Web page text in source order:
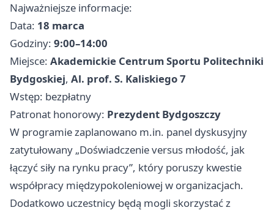
Najważniejsze informacje:
Data: 18 marca
Godziny: 9:00–14:00
Miejsce: Akademickie Centrum Sportu Politechniki
Bydgoskiej, Al. prof. S. Kaliskiego 7
Wstęp: bezpłatny
Patronat honorowy: Prezydent Bydgoszczy
W programie zaplanowano m.in. panel dyskusyjny
zatytułowany „Doświadczenie versus młodość, jak
łączyć siły na rynku pracy”, który poruszy kwestie
współpracy międzypokoleniowej w organizacjach.
Dodatkowo uczestnicy będą mogli skorzystać z